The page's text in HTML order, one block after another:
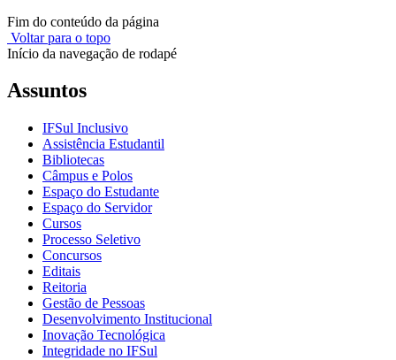
Fim do conteúdo da página
Voltar para o topo
Início da navegação de rodapé
Assuntos
IFSul Inclusivo
Assistência Estudantil
Bibliotecas
Câmpus e Polos
Espaço do Estudante
Espaço do Servidor
Cursos
Processo Seletivo
Concursos
Editais
Reitoria
Gestão de Pessoas
Desenvolvimento Institucional
Inovação Tecnológica
Integridade no IFSul